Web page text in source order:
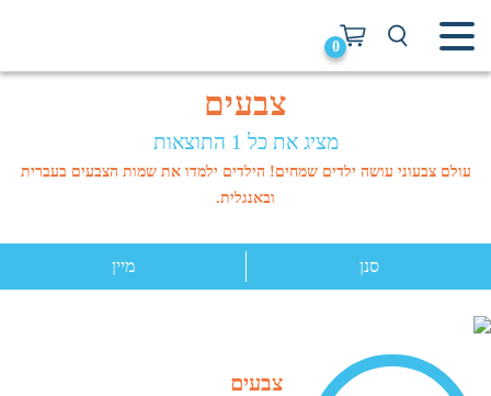
0
צבעים
מציג את כל 1 התוצאות
עולם צבעוני עושה ילדים שמחים! הילדים ילמדו את שמות הצבעים בעברית
ובאנגלית.
סנן מיין
צבעים